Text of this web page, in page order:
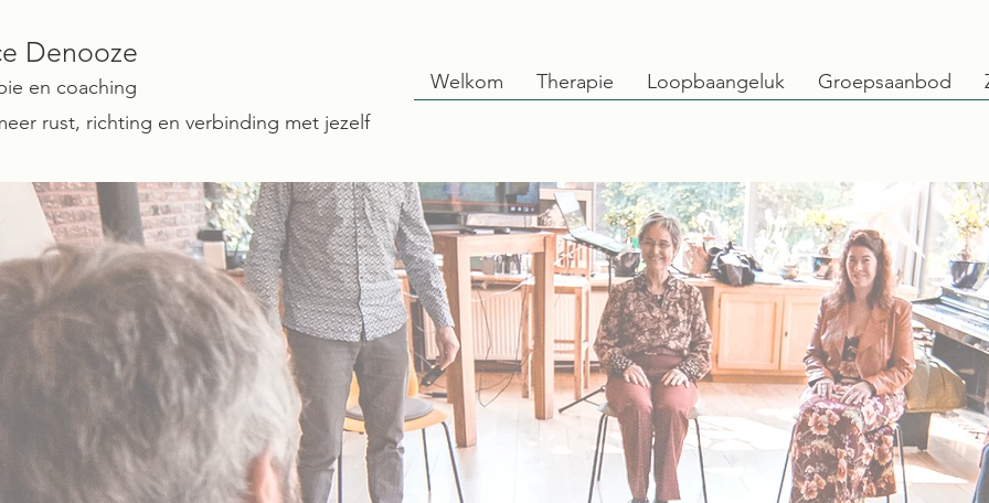
Denooze
en coaching
rust, richting en verbinding met jezelf
Welkom Therapie Loopbaangeluk Groepsaanbod